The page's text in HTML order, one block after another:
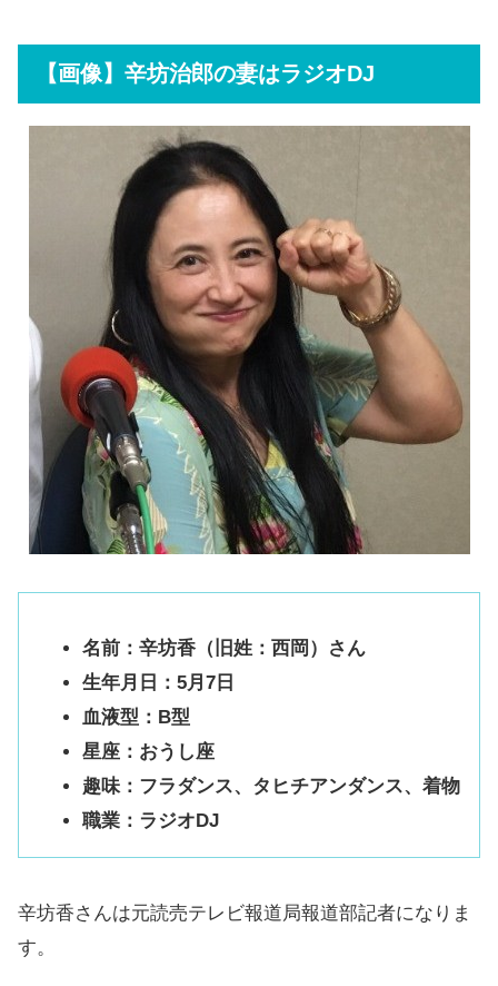
【画像】辛坊治郎の妻はラジオDJ
名前：辛坊香（旧姓：西岡）さん
生年月日：5月7日
血液型：B型
星座：おうし座
趣味：フラダンス、タヒチアンダンス、着物
職業：ラジオDJ
辛坊香さんは元読売テレビ報道局報道部記者になりま
す。